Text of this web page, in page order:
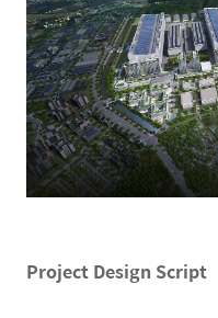
Project Design Script